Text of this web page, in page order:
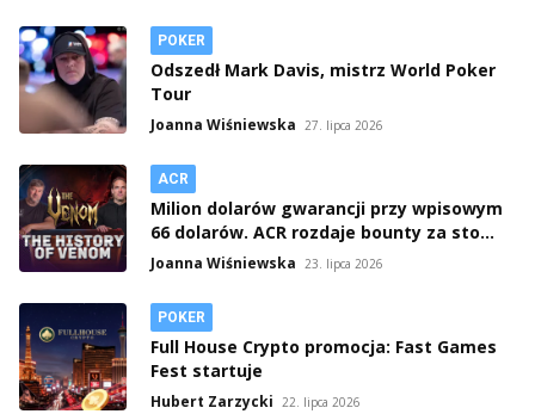
POKER
Odszedł Mark Davis, mistrz World Poker
Tour
Joanna Wiśniewska 27. lipca 2026
ACR
Milion dolarów gwarancji przy wpisowym
66 dolarów. ACR rozdaje bounty za sto
tysięcy
Joanna Wiśniewska 23. lipca 2026
POKER
Full House Crypto promocja: Fast Games
Fest startuje
Hubert Zarzycki 22. lipca 2026